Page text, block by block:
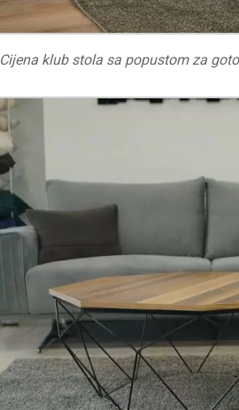
Cijena klub stola sa popustom za